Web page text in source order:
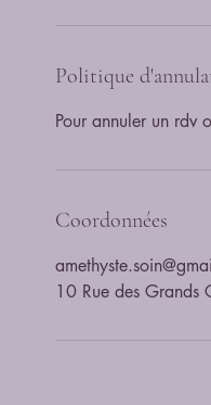
Politique
Coordonnées
10 Rue des Grands